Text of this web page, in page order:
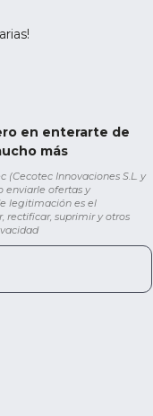
en enterarte de
más
(Cecotec Innovaciones S.L. y
enviarle ofertas y
legitimación es el
rectificar, suprimir y otros